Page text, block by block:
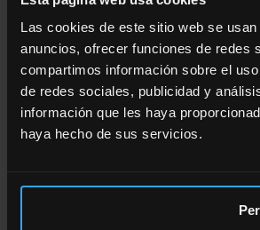
Las cookies de este sitio web se
anuncios, ofrecer funciones de redes
compartimos información sobre el
de redes sociales, publicidad y
información que les haya
haya hecho de sus servicios.
interesado.
Derecho de
o supresión.
Derecho de
limitación de